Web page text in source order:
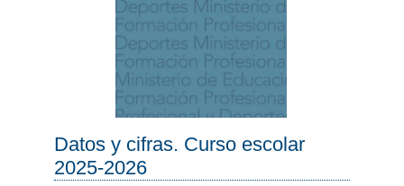
Datos y cifras. Curso escolar
2025-2026